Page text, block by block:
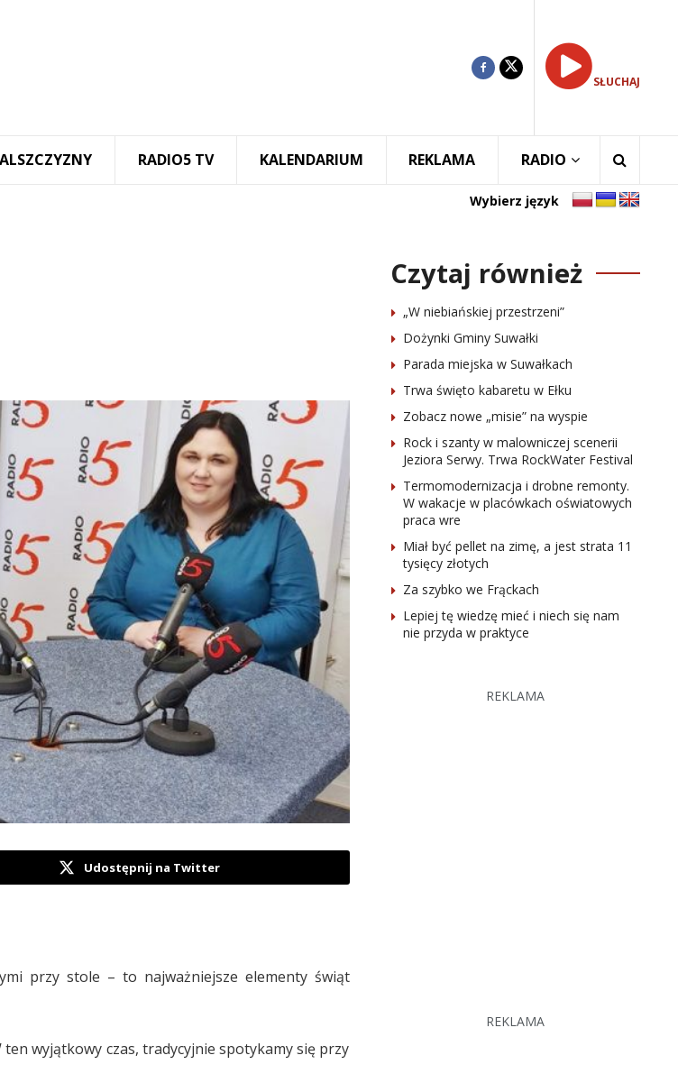
SŁUCHAJ
RADIO5 TV KALENDARIUM REKLAMA RADIO
Wybierz język
Udostępnij na Twitter
przy stole – to najważniejsze elementy świąt
wyjątkowy czas, tradycyjnie spotykamy się przy
Czytaj również
„W niebiańskiej przestrzeni”
Dożynki Gminy Suwałki
Parada miejska w Suwałkach
Trwa święto kabaretu w Ełku
Zobacz nowe „misie” na wyspie
Rock i szanty w malowniczej scenerii
Jeziora Serwy. Trwa RockWater Festival
Termomodernizacja i drobne remonty.
W wakacje w placówkach oświatowych
praca wre
Miał być pellet na zimę, a jest strata 11
tysięcy złotych
Za szybko we Frąckach
Lepiej tę wiedzę mieć i niech się nam
nie przyda w praktyce
REKLAMA
REKLAMA